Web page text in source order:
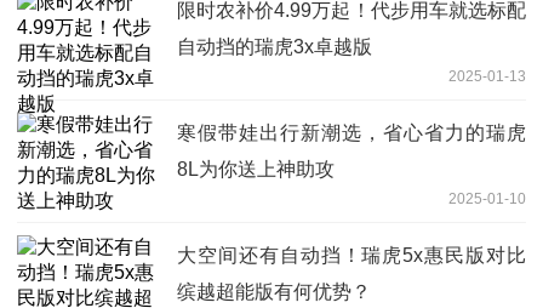
限时农补价4.99万起！代步用车就选标配
自动挡的瑞虎3x卓越版
2025-01-13
寒假带娃出行新潮选，省心省力的瑞虎
8L为你送上神助攻
2025-01-10
大空间还有自动挡！瑞虎5x惠民版对比
缤越超能版有何优势？